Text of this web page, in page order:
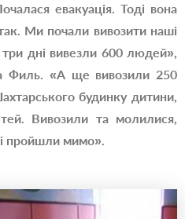
евакуація. Тоді вона
Ми почали вивозити наші
три дні вивезли 600 людей»,
Филь. «А ще вивозили 250
будинку дитини,
Вивозили та молилися,
пройшли мимо».